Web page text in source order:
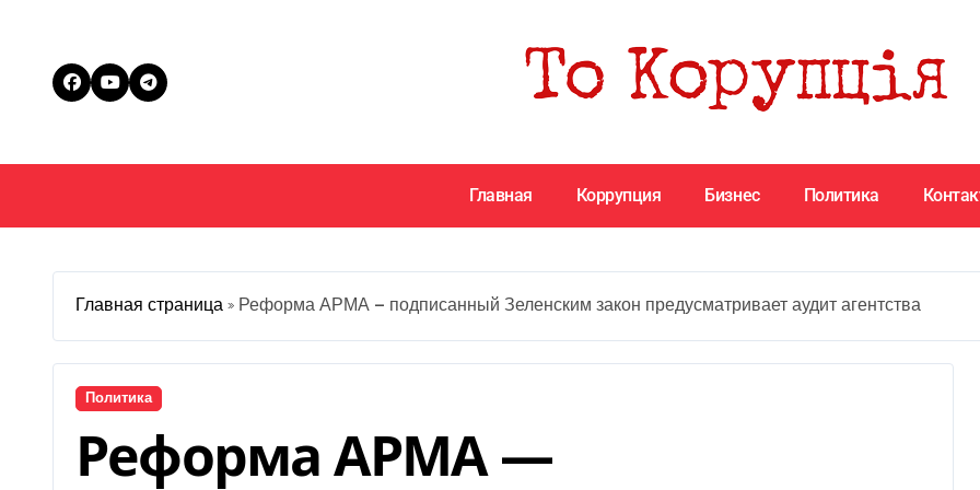
Главная Коррупция Бизнес Политика
Главная страница » Реформа АРМА — подписанный Зеленским закон предусматривает аудит агентства
Политика
Реформа АРМА —